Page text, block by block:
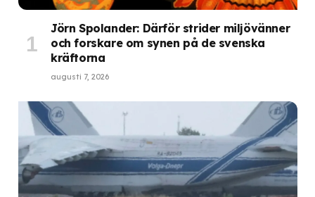
Jörn Spolander: Därför strider miljövänner
och forskare om synen på de svenska
kräftorna
augusti 7, 2026